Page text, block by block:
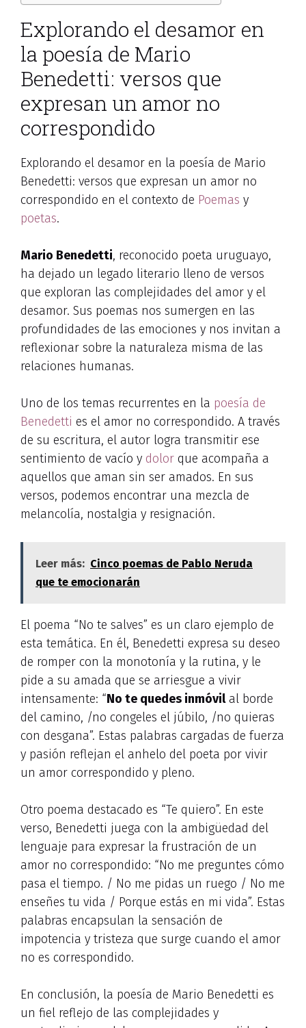
Explorando el desamor en
la poesía de Mario
Benedetti: versos que
expresan un amor no
correspondido
Explorando el desamor en la poesía de Mario
Benedetti: versos que expresan un amor no
correspondido en el contexto de Poemas y
poetas.
Mario Benedetti, reconocido poeta uruguayo,
ha dejado un legado literario lleno de versos
que exploran las complejidades del amor y el
desamor. Sus poemas nos sumergen en las
profundidades de las emociones y nos invitan a
reflexionar sobre la naturaleza misma de las
relaciones humanas.
Uno de los temas recurrentes en la poesía de
Benedetti es el amor no correspondido. A través
de su escritura, el autor logra transmitir ese
sentimiento de vacío y dolor que acompaña a
aquellos que aman sin ser amados. En sus
versos, podemos encontrar una mezcla de
melancolía, nostalgia y resignación.
Leer más: Cinco poemas de Pablo Neruda
que te emocionarán
El poema “No te salves” es un claro ejemplo de
esta temática. En él, Benedetti expresa su deseo
de romper con la monotonía y la rutina, y le
pide a su amada que se arriesgue a vivir
intensamente: “No te quedes inmóvilal borde
del camino, /no congeles el júbilo, /no quieras
con desgana”. Estas palabras cargadas de fuerza
y pasión reflejan el anhelo del poeta por vivir
un amor correspondido y pleno.
Otro poema destacado es “Te quiero”. En este
verso, Benedetti juega con la ambigüedad del
lenguaje para expresar la frustración de un
amor no correspondido: “No me preguntes cómo
pasa el tiempo. / No me pidas un ruego / No me
enseñes tu vida / Porque estás en mi vida”. Estas
palabras encapsulan la sensación de
impotencia y tristeza que surge cuando el amor
no es correspondido.
En conclusión, la poesía de Mario Benedetti es
un fiel reflejo de las complejidades y